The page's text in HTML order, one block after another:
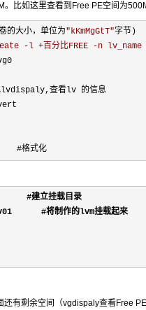
比如这里查看到Free PE空间为
大小，单位为"kKmMgGtT"字节)
-l +百分比FREE -n lv_name
查看lv 的信息
#格式化
建立挂载目录
#将制作的lvm挂载起来
有剩余空间（vgdispaly查看Free